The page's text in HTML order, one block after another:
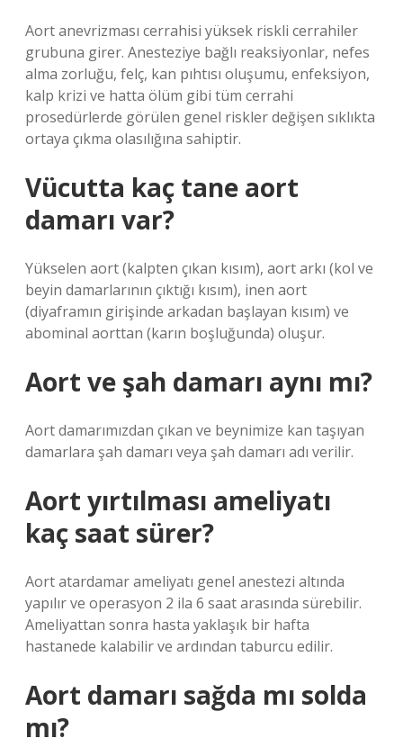
Aort anevrizması cerrahisi yüksek riskli cerrahiler
grubuna girer. Anesteziye bağlı reaksiyonlar, nefes
alma zorluğu, felç, kan pıhtısı oluşumu, enfeksiyon,
kalp krizi ve hatta ölüm gibi tüm cerrahi
prosedürlerde görülen genel riskler değişen sıklıkta
ortaya çıkma olasılığına sahiptir.
Vücutta kaç tane aort
damarı var?
Yükselen aort (kalpten çıkan kısım), aort arkı (kol ve
beyin damarlarının çıktığı kısım), inen aort
(diyaframın girişinde arkadan başlayan kısım) ve
abominal aorttan (karın boşluğunda) oluşur.
Aort ve şah damarı aynı mı?
Aort damarımızdan çıkan ve beynimize kan taşıyan
damarlara şah damarı veya şah damarı adı verilir.
Aort yırtılması ameliyatı
kaç saat sürer?
Aort atardamar ameliyatı genel anestezi altında
yapılır ve operasyon 2 ila 6 saat arasında sürebilir.
Ameliyattan sonra hasta yaklaşık bir hafta
hastanede kalabilir ve ardından taburcu edilir.
Aort damarı sağda mı solda
mı?